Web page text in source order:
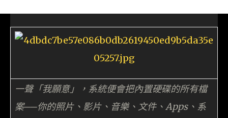
一聲「我願意」，系統便會把內置硬碟的所有檔
案──你的照片、影片、音樂、文件、Apps、系